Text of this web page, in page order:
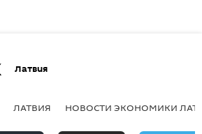
Латвия
ЛАТВИЯ НОВОСТИ ЭКОНОМИКИ